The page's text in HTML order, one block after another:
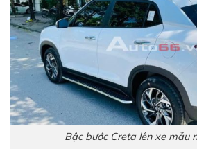
Bậc bước Creta lên xe mẫu